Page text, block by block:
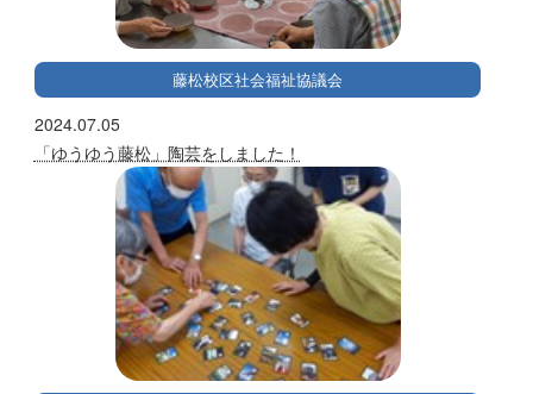
藤松校区社会福祉協議会
2024.07.05
「ゆうゆう藤松」陶芸をしました！